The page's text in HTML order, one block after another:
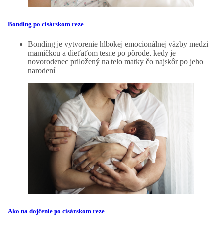
Bonding po cisárskom reze
Bonding je vytvorenie hlbokej emocionálnej väzby medzi
mamičkou a dieťaťom tesne po pôrode, kedy je
novorodenec priložený na telo matky čo najskôr po jeho
narodení.
Ako na dojčenie po cisárskom reze